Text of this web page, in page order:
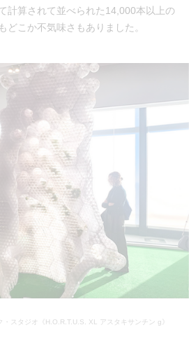
計算されて並べられた14,000本以上の
どこか不気味さもありました。
スタジオ《H.O.R.T.U.S. XL アスタキサンチン g》